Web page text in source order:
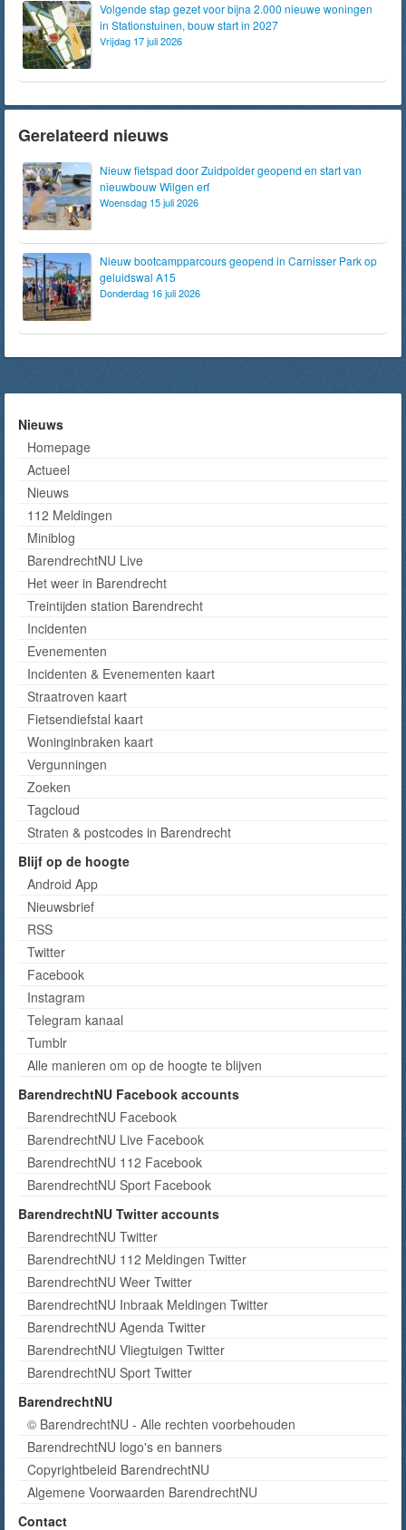
Volgende stap gezet voor bijna 2.000 nieuwe woningen
in Stationstuinen, bouw start in 2027
Vrijdag 17 juli 2026
Gerelateerd nieuws
Nieuw fietspad door Zuidpolder geopend en start van
nieuwbouw Wilgen erf
Woensdag 15 juli 2026
Nieuw bootcampparcours geopend in Carnisser Park op
geluidswal A15
Donderdag 16 juli 2026
Nieuws
Homepage
Actueel
Nieuws
112 Meldingen
Miniblog
BarendrechtNU Live
Het weer in Barendrecht
Treintijden station Barendrecht
Incidenten
Evenementen
Incidenten & Evenementen kaart
Straatroven kaart
Fietsendiefstal kaart
Woninginbraken kaart
Vergunningen
Zoeken
Tagcloud
Straten & postcodes in Barendrecht
Blijf op de hoogte
Android App
Nieuwsbrief
RSS
Twitter
Facebook
Instagram
Telegram kanaal
Tumblr
Alle manieren om op de hoogte te blijven
BarendrechtNU Facebook accounts
BarendrechtNU Facebook
BarendrechtNU Live Facebook
BarendrechtNU 112 Facebook
BarendrechtNU Sport Facebook
BarendrechtNU Twitter accounts
BarendrechtNU Twitter
BarendrechtNU 112 Meldingen Twitter
BarendrechtNU Weer Twitter
BarendrechtNU Inbraak Meldingen Twitter
BarendrechtNU Agenda Twitter
BarendrechtNU Vliegtuigen Twitter
BarendrechtNU Sport Twitter
BarendrechtNU
© BarendrechtNU - Alle rechten voorbehouden
BarendrechtNU logo's en banners
Copyrightbeleid BarendrechtNU
Algemene Voorwaarden BarendrechtNU
Contact